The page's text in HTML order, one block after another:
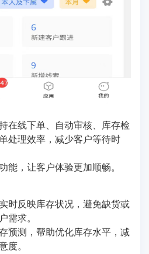
在线下单、自动审核、库存检
处理效率，减少客户等待时
能，让客户体验更加顺畅。
时反映库存状况，避免缺货或
需求。
预测，帮助优化库存水平，减
度。